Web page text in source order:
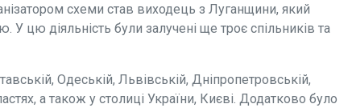
схеми став виходець з Луганщини, який
У цю діяльність були залучені ще троє спільників та
Одеській, Львівській, Дніпропетровській,
а також у столиці України, Києві. Додатково було